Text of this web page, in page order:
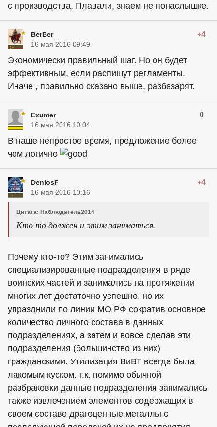
с производства. Плавали, знаем не понаслышке.
BerBer +4
16 мая 2016 09:49
Экономически правильный шаг. Но он будет
эффективным, если распишут регламенты.
Иначе , правильно сказано выше, разбазарят.
Exumer 0
16 мая 2016 10:04
В наше непростое время, предложение более
чем логично
DeniosF +4
16 мая 2016 10:16
Цитата: Наблюдатель2014
Кто то должен и этим заниматься.
Почему кто-то? Этим занимались
специализированные подразделения в ряде
воинских частей и занимались на протяжении
многих лет достаточно успешно, но их
упразднили по линии МО РФ сократив основное
количество личного состава в данных
подразделениях, а затем и вовсе сделав эти
подразделения (большинство из них)
гражданскими. Утилизация ВиВТ всегда была
лакомым куском, т.к. помимо обычной
разбраковки данные подразделения занимались
также извлечением элементов содержащих в
своем составе драгоценные металлы с